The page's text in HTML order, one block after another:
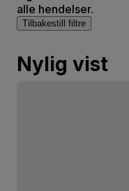
alle hendelser.
Tilbakestill filtre
Nylig vist